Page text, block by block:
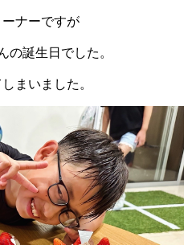
ナーですが
の誕生日でした。
まいました。